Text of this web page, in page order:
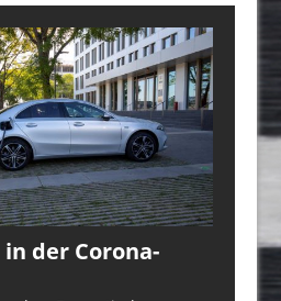
der Corona-